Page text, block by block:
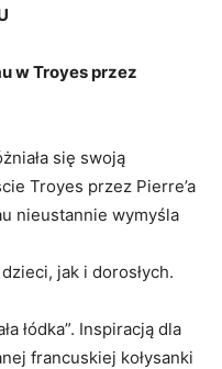
w Troyes przez
się swoją
Troyes przez Pierre’a
nieustannie wymyśla
jak i dorosłych.
łódka”. Inspiracją dla
francuskiej kołysanki